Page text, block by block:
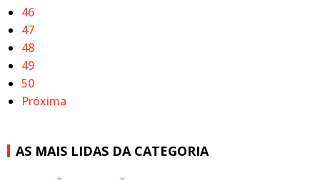
46
47
48
49
50
Próxima
AS MAIS LIDAS DA CATEGORIA